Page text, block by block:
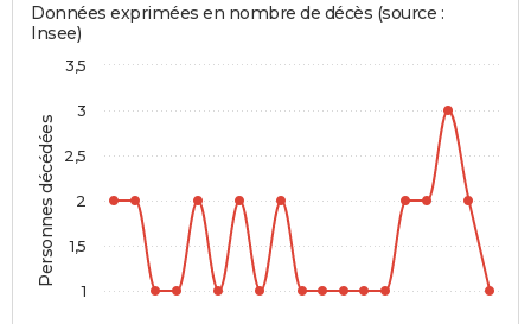
Personnes décédées
Données exprimées en nombre de décès (source :
Insee)
1
1,5
2
2,5
3
3,5